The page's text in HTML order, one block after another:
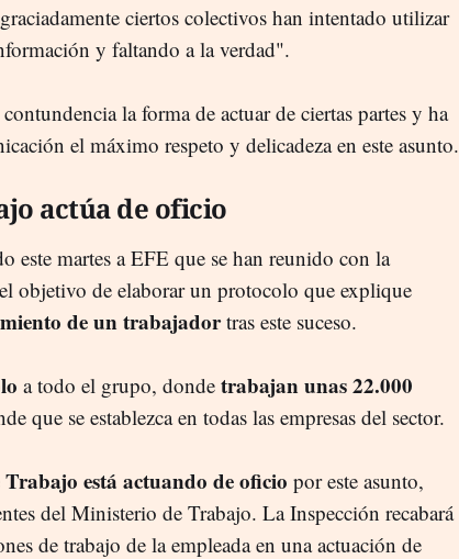
ciertos colectivos han intentado utilizar
y faltando a la verdad".
la forma de actuar de ciertas partes y ha
el máximo respeto y delicadeza en este asunto.
actúa de oficio
este martes a EFE que se han reunido con la
objetivo de elaborar un protocolo que explique
de un trabajadortras este suceso.
a todo el grupo, donde trabajan unas 22.000
que se establezca en todas las empresas del sector.
está actuando de oficio por este asunto,
del Ministerio de Trabajo. La Inspección recabará
de trabajo de la empleada en una actuación de